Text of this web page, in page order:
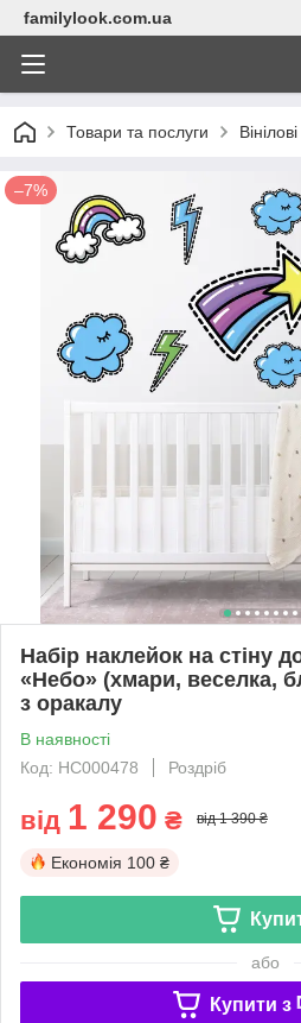
familylook.com.ua
Товари та послуги
–7%
Набір наклейок на стіну
«Небо» (хмари, веселка,
з оракалу
В наявності
Код: НС000478
Роздріб
від 1 290 ₴ від 1 390 ₴
Економія 100 ₴
або
Купити з